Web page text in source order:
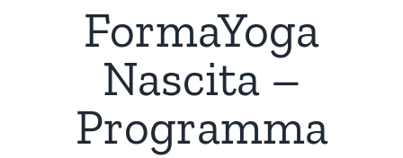
FormaYoga
Nascita –
Programma